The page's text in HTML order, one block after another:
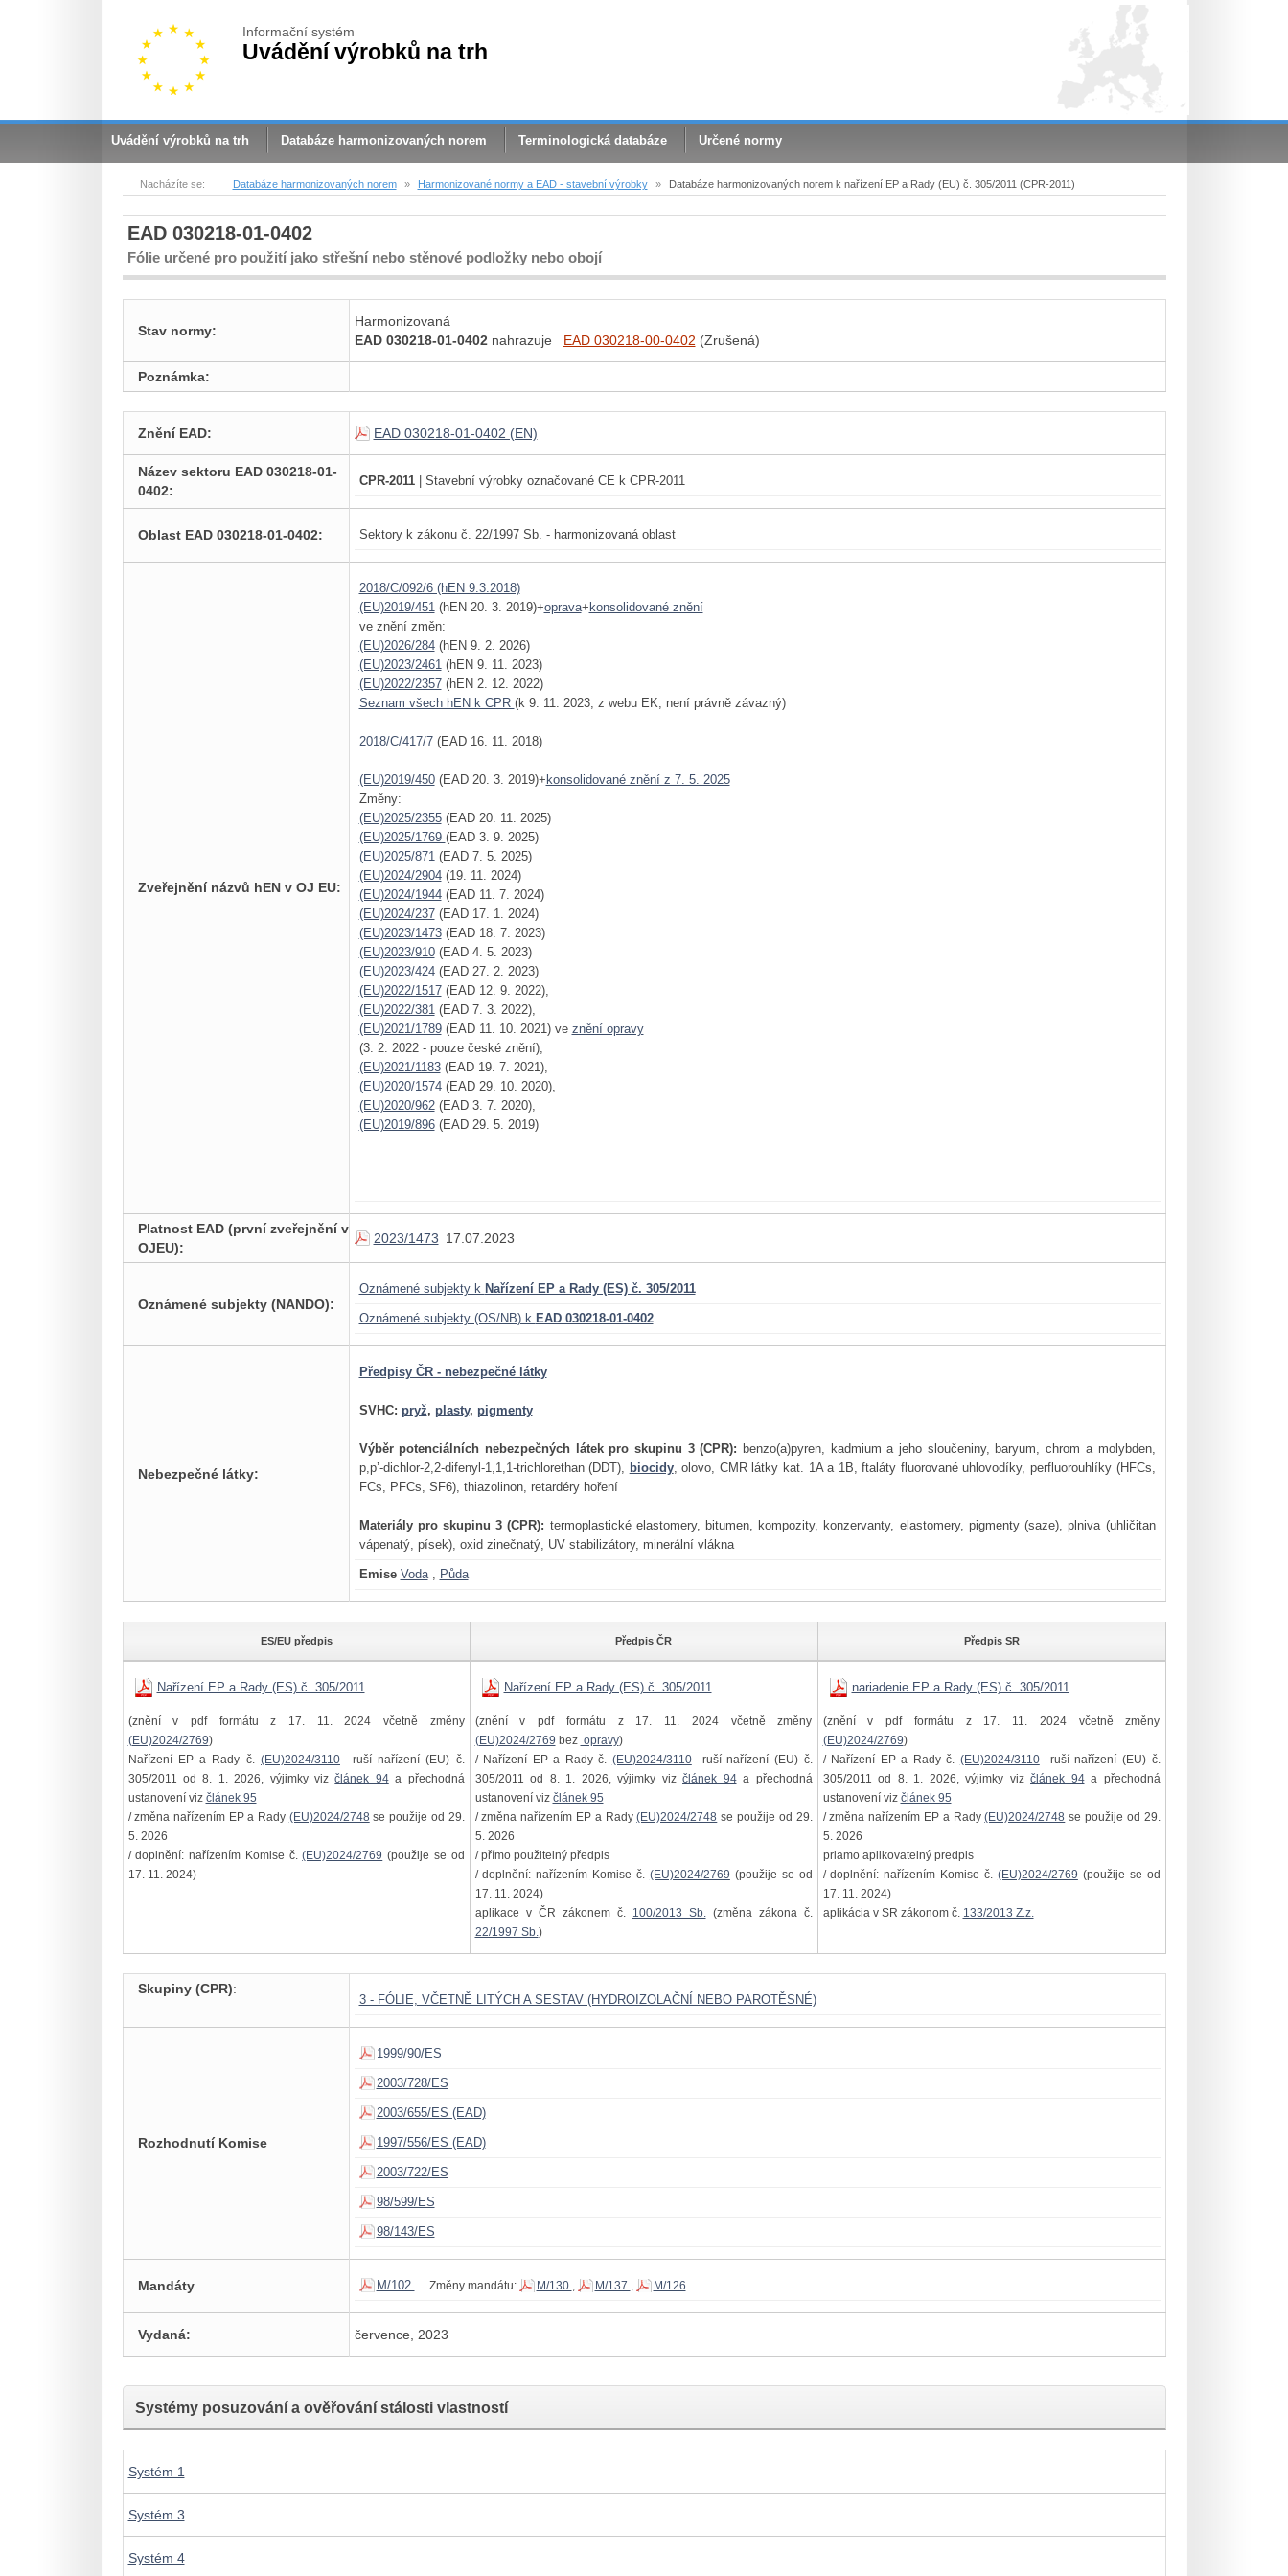
Informační systém
Uvádění výrobků na trh
Uvádění výrobků na trh Databáze harmonizovaných norem Terminologická databáze Určené normy
Nacházíte se: Databáze harmonizovaných norem » Harmonizované normy a EAD - stavební výrobky » Databáze harmonizovaných norem k nařízení EP a Rady (EU) č. 305/2011 (CPR-2011)
EAD 030218-01-0402
Fólie určené pro použití jako střešní nebo stěnové podložky nebo obojí
Stav normy:
Harmonizovaná
EAD 030218-01-0402nahrazuje EAD 030218-00-0402 (Zrušená)
Poznámka:
Znění EAD: EAD 030218-01-0402 (EN)
Název sektoru EAD 030218-01-
0402:
CPR-2011| Stavební výrobky označované CE k CPR-2011
Oblast EAD 030218-01-0402: Sektory k zákonu č. 22/1997 Sb. - harmonizovaná oblast
Zveřejnění názvů hEN v OJ EU:
2018/C/092/6 (hEN 9.3.2018)
(EU)2019/451(hEN 20. 3. 2019)+oprava+ konsolidované znění
ve znění změn:
(EU)2026/284(hEN 9. 2. 2026)
(EU)2023/2461(hEN 9. 11. 2023)
(EU)2022/2357(hEN 2. 12. 2022)
Seznam všech hEN k CPR (k 9. 11. 2023, z webu EK, není právně závazný)
2018/C/417/7(EAD 16. 11. 2018)
(EU)2019/450(EAD 20. 3. 2019)+ konsolidované znění z 7. 5. 2025
Změny:
(EU)2025/2355(EAD 20. 11. 2025)
(EU)2025/1769 (EAD 3. 9. 2025)
(EU)2025/871(EAD 7. 5. 2025)
(EU)2024/2904(19. 11. 2024)
(EU)2024/1944(EAD 11. 7. 2024)
(EU)2024/237(EAD 17. 1. 2024)
(EU)2023/1473(EAD 18. 7. 2023)
(EU)2023/910(EAD 4. 5. 2023)
(EU)2023/424(EAD 27. 2. 2023)
(EU)2022/1517(EAD 12. 9. 2022),
(EU)2022/381(EAD 7. 3. 2022),
(EU)2021/1789(EAD 11. 10. 2021) ve znění opravy
(3. 2. 2022 - pouze české znění),
(EU)2021/1183(EAD 19. 7. 2021),
(EU)2020/1574(EAD 29. 10. 2020),
(EU)2020/962(EAD 3. 7. 2020),
(EU)2019/896(EAD 29. 5. 2019)
Platnost EAD (první zveřejnění v
OJEU):
2023/1473 17.07.2023
Oznámené subjekty (NANDO):
Oznámené subjekty k Nařízení EP a Rady (ES) č. 305/2011
Oznámené subjekty (OS/NB) k EAD 030218-01-0402
Nebezpečné látky:
Předpisy ČR - nebezpečné látky
SVHC: pryž, plasty, pigmenty
Výběr potenciálních nebezpečných látek pro skupinu 3 (CPR): benzo(a)pyren, kadmium a jeho sloučeniny, baryum, chrom a molybden,
p,p’-dichlor-2,2-difenyl-1,1,1-trichlorethan (DDT), biocidy, olovo, CMR látky kat. 1A a 1B, ftaláty fluorované uhlovodíky, perfluorouhlíky (HFCs,
FCs, PFCs, SF6), thiazolinon, retardéry hoření
Materiály pro skupinu 3 (CPR): termoplastické elastomery, bitumen, kompozity, konzervanty, elastomery, pigmenty (saze), plniva (uhličitan
vápenatý, písek), oxid zinečnatý, UV stabilizátory, minerální vlákna
Emise Voda, Půda
ES/EU předpis Předpis ČR Předpis SR
Nařízení EP a Rady (ES) č. 305/2011
(znění v pdf formátu z 17. 11. 2024 včetně změny
(EU)2024/2769)
Nařízení EP a Rady č. (EU)2024/3110 ruší nařízení (EU) č.
305/2011 od 8. 1. 2026, výjimky vizčlánek 94a přechodná
ustanovení viz článek 95
/ změna nařízením EP a Rady (EU)2024/2748 se použije od 29.
5. 2026
/ doplnění: nařízením Komise č.(EU)2024/2769 (použije se od
17. 11. 2024)
Nařízení EP a Rady (ES) č. 305/2011
(znění v pdf formátu z 17. 11. 2024 včetně změny
(EU)2024/2769 bez opravy)
/ Nařízení EP a Rady č. (EU)2024/3110ruší nařízení (EU) č.
305/2011 od 8. 1. 2026, výjimky viz článek 94a přechodná
ustanovení viz článek 95
/ změna nařízením EP a Rady(EU)2024/2748 se použije od 29.
5. 2026
/ přímo použitelný předpis
/ doplnění: nařízením Komise č. (EU)2024/2769 (použije se od
17. 11. 2024)
aplikace v ČR zákonem č. 100/2013 Sb.(změna zákona č.
22/1997 Sb.)
nariadenie EP a Rady (ES) č. 305/2011
(znění v pdf formátu z 17. 11. 2024 včetně změny
(EU)2024/2769)
/ Nařízení EP a Rady č. (EU)2024/3110ruší nařízení (EU) č.
305/2011 od 8. 1. 2026, výjimky viz článek 94a přechodná
ustanovení viz článek 95
/ změna nařízením EP a Rady(EU)2024/2748 se použije od 29.
5. 2026
priamo aplikovatelný predpis
/ doplnění: nařízením Komise č. (EU)2024/2769 (použije se od
17. 11. 2024)
aplikácia v SR zákonom č. 133/2013 Z.z.
Skupiny (CPR):
3 - FÓLIE, VČETNĚ LITÝCH A SESTAV (HYDROIZOLAČNÍ NEBO PAROTĚSNÉ)
Rozhodnutí Komise
1999/90/ES
2003/728/ES
2003/655/ES (EAD)
1997/556/ES (EAD)
2003/722/ES
98/599/ES
98/143/ES
Mandáty M/102 Změny mandátu: M/130 , M/137 , M/126
Vydaná: července, 2023
Systémy posuzování a ověřování stálosti vlastností
Systém 1
Systém 3
Systém 4